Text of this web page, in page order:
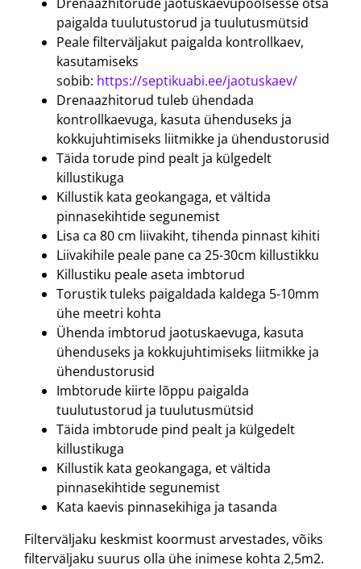
paigalda tuulutustorud ja tuulutusmütsid
Peale filterväljakut paigalda kontrollkaev,
kasutamiseks
sobib: https://septikuabi.ee/jaotuskaev/
Drenaazhitorud tuleb ühendada
kontrollkaevuga, kasuta ühenduseks ja
kokkujuhtimiseks liitmikke ja ühendustorusid
Täida torude pind pealt ja külgedelt
killustikuga
Killustik kata geokangaga, et vältida
pinnasekihtide segunemist
Lisa ca 80 cm liivakiht, tihenda pinnast kihiti
Liivakihile peale pane ca 25-30cm killustikku
Killustiku peale aseta imbtorud
Torustik tuleks paigaldada kaldega 5-10mm
ühe meetri kohta
Ühenda imbtorud jaotuskaevuga, kasuta
ühenduseks ja kokkujuhtimiseks liitmikke ja
ühendustorusid
Imbtorude kiirte lõppu paigalda
tuulutustorud ja tuulutusmütsid
Täida imbtorude pind pealt ja külgedelt
killustikuga
Killustik kata geokangaga, et vältida
pinnasekihtide segunemist
Kata kaevis pinnasekihiga ja tasanda
Filterväljaku keskmist koormust arvestades, võiks
filterväljaku suurus olla ühe inimese kohta 2,5m2.